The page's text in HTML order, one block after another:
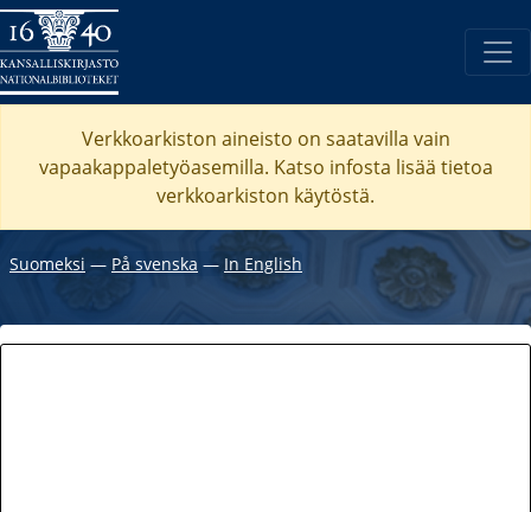
Verkkoarkiston aineisto on saatavilla vain
vapaakappaletyöasemilla. Katso infosta lisää tietoa
verkkoarkiston käytöstä.
Suomeksi ― På svenska ― In English